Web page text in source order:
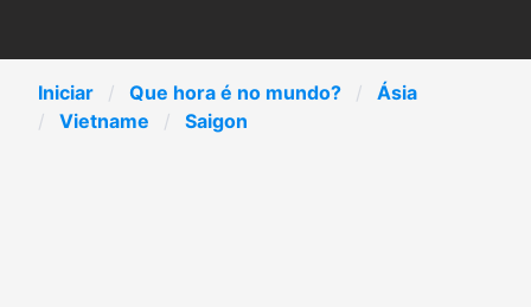
Iniciar Que hora é no mundo?
Ásia
Vietname
Saigon